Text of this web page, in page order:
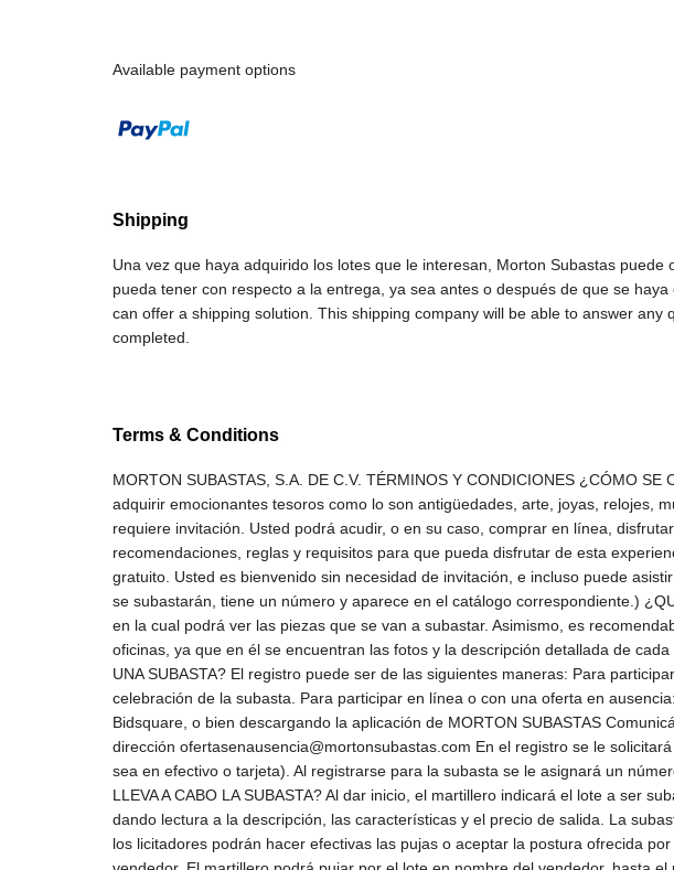
Available payment options
Shipping
Una vez que haya adquirido los lotes que le interesan, Morton Subastas
pueda tener con respecto a la entrega, ya sea antes o después de que se
can offer a shipping solution. This shipping company will be able to answer
completed.
Terms & Conditions
MORTON SUBASTAS, S.A. DE C.V. TÉRMINOS Y CONDICIONES ¿CÓMO SE COMPRA EN SUBASTA? Bienvenido al mundo de las subastas, donde tendrá la oportunidad de adquirir emocionantes tesoros como lo son antigüedades, arte, joyas, relojes, muebles, libros, vinos, entre muchas otras cosas. Participar en una subasta es muy sencillo y no requiere invitación. Usted podrá acudir, o en su caso, comprar en línea, disfrutar del momento, y participar para llevarse el lote de su preferencia. A continuación, le damos algunas recomendaciones, reglas y requisitos para que pueda disfrutar de esta experiencia única: ¿LA SUBASTA ESTÁ ABIERTA AL PÚBLICO? Sí, la subasta es un evento público y gratuito. Usted es bienvenido sin necesidad de invitación, e incluso puede asistir aún sin estar seguro de adquirir un lote. (Lote: cualquiera de las piezas o conjunto de piezas que se subastarán, tiene un número y aparece en el catálogo correspondiente.) ¿QUÉ DEBO HACER ANTES DE LA SUBASTA? Usted puede asistir antes de la subasta a la exposición en la cual podrá ver las piezas que se van a subastar. Asimismo, es recomendable adquirir el catálogo mediante la suscripción por teléfono o acudiendo directamente a nuestras oficinas, ya que en él se encuentran las fotos y la descripción detallada de cada lote. Para poder participar en la subasta es indispensable registrarse. ¿CÓMO ME REGISTRO A UNA SUBASTA? El registro puede ser de las siguientes maneras: Para participar en vivo: Directamente en las oficinas de Morton Subastas, ya sea previamente o durante la celebración de la subasta. Para participar en línea o con una oferta en ausencia: Directamente entrando a la página de www.mortonsubastas.com mediante la plataforma de Bidsquare, o bien descargando la aplicación de MORTON SUBASTAS Comunicándose a los teléfonos de Morton Subastas (55 5283 3140) Enviando un correo electrónico a la dirección ofertasenausencia@mortonsubastas.com En el registro se le solicitará su identificación oficial vigente, nombre, dirección y un depósito en garantía para sus compras (ya sea en efectivo o tarjeta). Al registrarse para la subasta se le asignará un número de paleta, con la cual usted podrá realizar las pujas que considere convenientes. ¿CÓMO SE LLEVA A CABO LA SUBASTA? Al dar inicio, el martillero indicará el lote a ser subastado, ya sea por medio del número que corresponda de acuerdo al catálogo de la subasta o dando lectura a la descripción, las características y el precio de salida. La subasta de cada lote se iniciará cuando el martillero pregone el precio de salida del mismo y entonces, los licitadores podrán hacer efectivas las pujas o aceptar la postura ofrecida por el martillero. El martillero podrá abrir la puja de cualquier lote colocando un precio a nombre de un vendedor. El martillero podrá pujar por el lote en nombre del vendedor, hasta el precio de reserva, por medio de las pujas sucesivas o consecutivas, o colocando pujas en respuesta a otros compradores. Para que el martillero adjudique un lote será necesario que no haya pujas que mejoren la anterior; por lo tanto, el precio mencionado por el martillero constituirá el precio de martillo o de venta que deberá pagar el licitador. La mercancía se subasta, adjudica y entrega en las condiciones en que se encuentra, por lo que le recomendamos acudir a nuestras exhibiciones o verificar plenamente que el lote a subastar reúna las condiciones y características de su interés. Una vez adjudicado un lote, no se aceptan cancelaciones y devoluciones. ¿CÓMO REALIZAR UNA COMPRA EN LA SUBASTA? Cuando salga a remate el lote que usted desea adquirir, simplemente levante la paleta que le fue asignada cuando el subastador proponga el precio de venta en subasta y usted esté de acuerdo con dicha cantidad. El subastador continuará elevando el precio mientras haya personas que sigan ofreciendo por el mismo lote. Al último precio indicado por el subastador al dejar caer el martillo se le conoce como el precio del martillo, y esa es la cantidad, más la comisión (25%), más el I.V.A. de la comisión, que usted pagará por el lote adquirido. ¿CÓMO SE COMPRA EN SUBASTA SIN ESTAR PRESENTE EN EL SALÓN? ¿Se pueden hacer ofertas sin asistir al salón de subastas? Sí, existen tres sencillas formas de hacerlo: EN AUSENCIA Usted debe llenar el formato de ofertas en ausencia, mismo que se encuentra a su disposición en nuestras oficinas y en el presente catálogo, en el